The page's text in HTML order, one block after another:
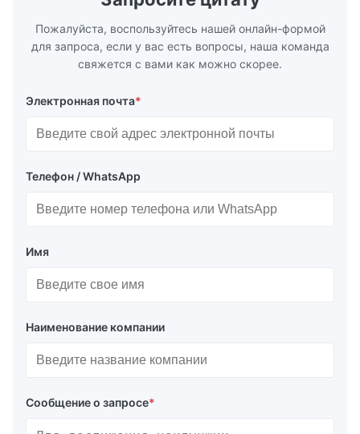
надежную работу.
Пожалуйста, воспользуйтесь нашей онлайн-формой
для запроса, если у вас есть вопросы, наша команда
свяжется с вами как можно скорее.
Электронная почта*
Телефон / WhatsApp
Имя
Наименование компании
Сообщение о запросе*